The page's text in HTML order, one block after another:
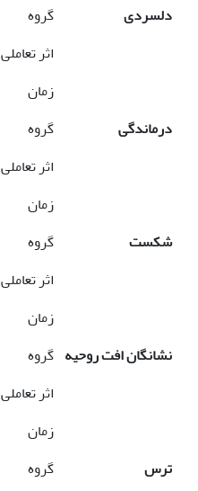
دلسردی
گروه
اثر تعاملی
درماندگی
زمان
گروه
اثر تعاملی
شکست
زمان
گروه
اثر تعاملی
نشانگان افت روحیه
زمان
گروه
اثر تعاملی
ترس
زمان
گروه